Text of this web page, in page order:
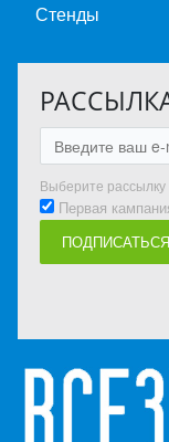
Стенды
Выберите рассылку
Первая
ПОДПИСАТЬСЯ